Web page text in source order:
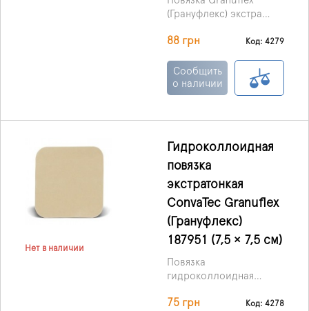
(Грануфлекс) экстра
гидроколлоидная,
(Великобритания) –
современный материал
для перевязки, который
патологических
бактерий и
микроорганизмов и
ускоряет заживление.
88 грн Код: 4279
Сообщить
о наличии
Нет в наличии
Гидроколлоидная
повязка
экстратонкая
ConvaTec Granuflex
(Грануфлекс)
187951 (7,5 × 7,5 см)
Повязка
гидроколлоидная
- повязка небольших
75 грн Код: 4278